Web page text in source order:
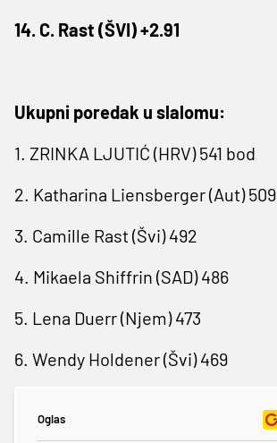
14. C. Rast (ŠVI) +2.91
Ukupni poredak u slalomu:
1. ZRINKA LJUTIĆ (HRV) 541 bod
2. Katharina Liensberger (Aut) 509
3. Camille Rast (Švi) 492
4. Mikaela Shiffrin (SAD) 486
5. Lena Duerr (Njem) 473
6. Wendy Holdener (Švi) 469
Oglas